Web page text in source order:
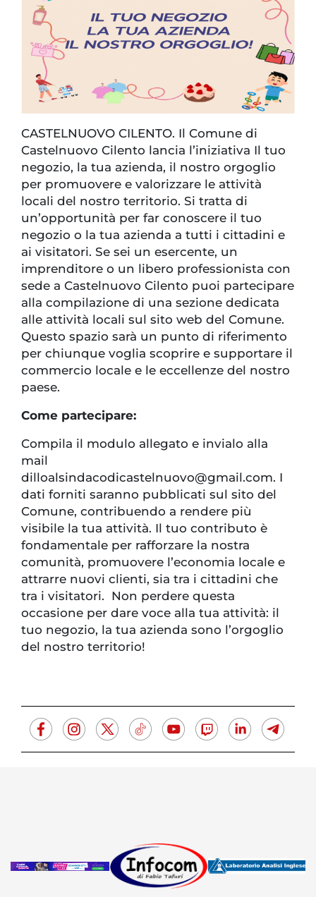
CASTELNUOVO CILENTO. Il Comune di
Castelnuovo Cilento lancia l’iniziativa Il tuo
negozio, la tua azienda, il nostro orgoglio
per promuovere e valorizzare le attività
locali del nostro territorio. Si tratta di
un’opportunità per far conoscere il tuo
negozio o la tua azienda a tutti i cittadini e
ai visitatori. Se sei un esercente, un
imprenditore o un libero professionista con
sede a Castelnuovo Cilento puoi partecipare
alla compilazione di una sezione dedicata
alle attività locali sul sito web del Comune.
Questo spazio sarà un punto di riferimento
per chiunque voglia scoprire e supportare il
commercio locale e le eccellenze del nostro
paese.
Come partecipare:
Compila il modulo allegato e invialo alla
mail
dilloalsindacodicastelnuovo@gmail.com. I
dati forniti saranno pubblicati sul sito del
Comune, contribuendo a rendere più
visibile la tua attività. Il tuo contributo è
fondamentale per rafforzare la nostra
comunità, promuovere l’economia locale e
attrarre nuovi clienti, sia tra i cittadini che
tra i visitatori. Non perdere questa
occasione per dare voce alla tua attività: il
tuo negozio, la tua azienda sono l’orgoglio
del nostro territorio!